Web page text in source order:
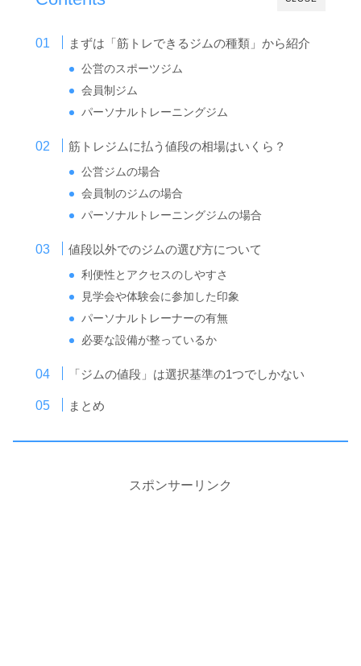
まずは「筋トレできるジムの種類」から紹介
公営のスポーツジム
会員制ジム
パーソナルトレーニングジム
筋トレジムに払う値段の相場はいくら？
公営ジムの場合
会員制のジムの場合
パーソナルトレーニングジムの場合
値段以外でのジムの選び方について
利便性とアクセスのしやすさ
見学会や体験会に参加した印象
パーソナルトレーナーの有無
必要な設備が整っているか
「ジムの値段」は選択基準の1つでしかない
まとめ
スポンサーリンク